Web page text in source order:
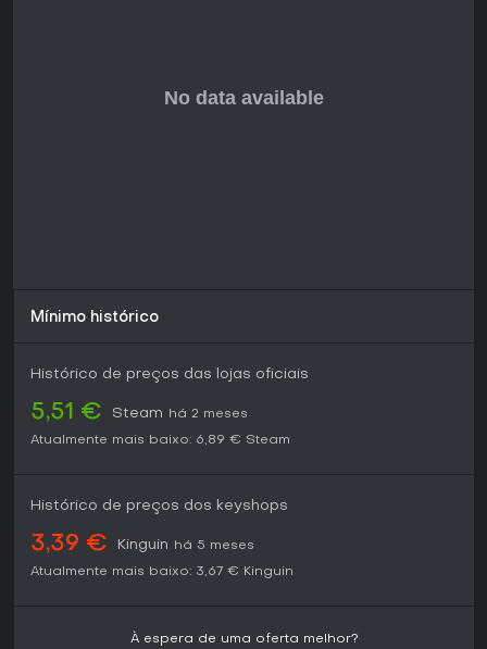
envolvente, ideal para quem gosta de profundidade
toques de horror psicológico e gerenciamento de tempo
jornada RPG reflexiva.
Mínimo histórico
Histórico de preços das lojas oficiais
5,51 € Steam
há 2 meses
Atualmente mais baixo: 6,89 € Steam
Histórico de preços dos keyshops
3,39 € Kinguin
há 5 meses
Atualmente mais baixo: 3,67 € Kinguin
À espera de uma oferta melhor?